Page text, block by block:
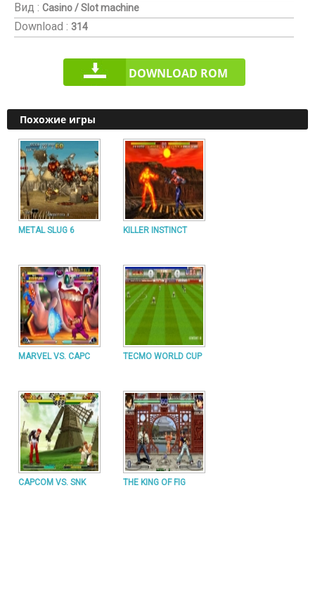
Вид : Casino / Slot machine
Download : 314
DOWNLOAD ROM
Похожие игры
METAL SLUG 6 KILLER INSTINCT
MARVEL VS. CAPC TECMO WORLD CUP
CAPCOM VS. SNK THE KING OF FIG